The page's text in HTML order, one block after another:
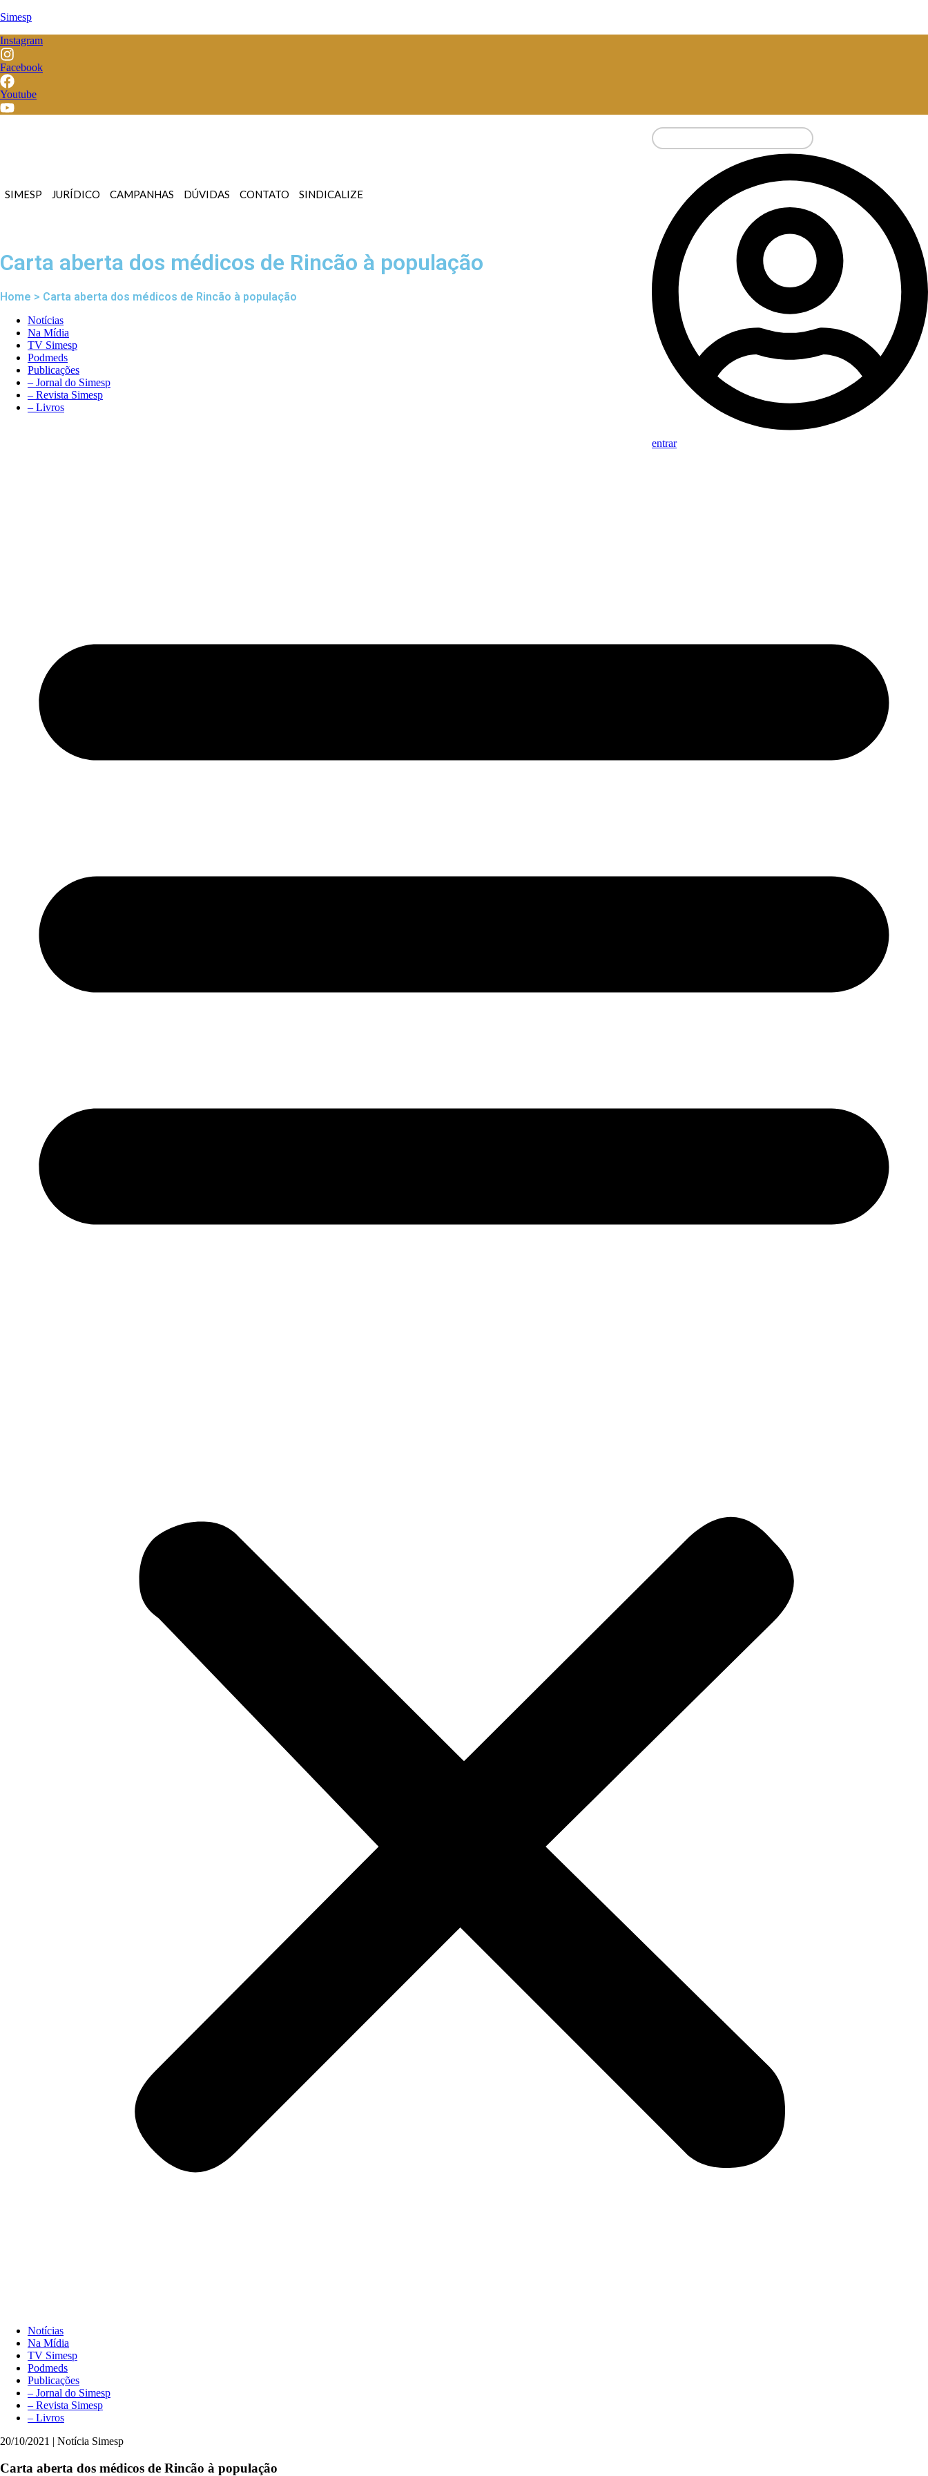
Simesp
Instagram
Facebook
Youtube
Pesquisar
por:
entrar
SIMESP JURÍDICO CAMPANHAS DÚVIDAS CONTATO SINDICALIZE
Carta aberta dos médicos de Rincão à população
Home > Carta aberta dos médicos de Rincão à população
Notícias
Na Mídia
TV Simesp
Podmeds
Publicações
– Jornal do Simesp
– Revista Simesp
– Livros
Notícias
Na Mídia
TV Simesp
Podmeds
Publicações
– Jornal do Simesp
– Revista Simesp
– Livros
20/10/2021 | Notícia Simesp
Carta aberta dos médicos de Rincão à população